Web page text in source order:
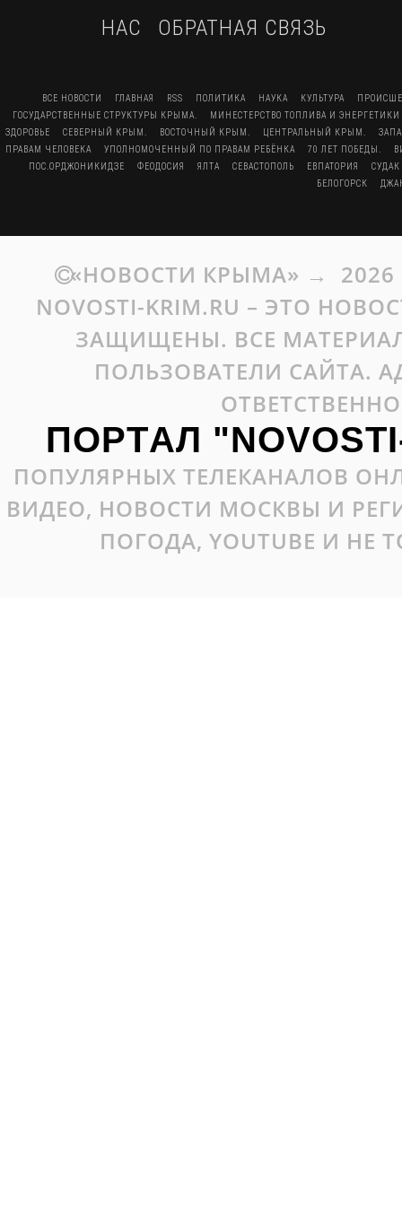
НАС
ОБРАТНАЯ СВЯЗЬ
ВСЕ НОВОСТИ ГЛАВНАЯ RSS ПОЛИТИКА НАУКА КУЛЬТУРА
ГОСУДАРСТВЕННЫЕ СТРУКТУРЫ КРЫМА.
МИНЕСТЕРСТВО ТОПЛИВА И
ЗДОРОВЬЕ
СЕВЕРНЫЙ КРЫМ. ВОСТОЧНЫЙ КРЫМ. ЦЕНТРАЛЬНЫЙ КРЫМ.
ПРАВАМ ЧЕЛОВЕКА
УПОЛНОМОЧЕННЫЙ ПО ПРАВАМ РЕБЁНКА 70 ЛЕТ ПОБЕДЫ.
ПОС.ОРДЖОНИКИДЗЕ
ФЕОДОСИЯ ЯЛТА СЕВАСТОПОЛЬ ЕВПАТОРИЯ
СУДАК
БЕЛОГОРСК
«НОВОСТИ КРЫМА» → 2026
NOVOSTI-KRIM.RU – ЭТО
ЗАЩИЩЕНЫ. ВСЕ
ПОЛЬЗОВАТЕЛИ САЙТА.
ПОРТАЛ
ПОПУЛЯРНЫХ ТЕЛЕКАНАЛОВ
ВИДЕО, НОВОСТИ МОСКВЫ И
ПОГОДА, YOUTUBE И